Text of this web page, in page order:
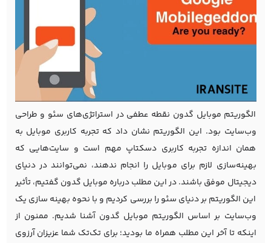
الگوریتم موبایل گدون نقطه عطفی در استراتژی‌های سئو و طراحی
وب‌سایت بود. این الگوریتم نشان داد که تجربه کاربری موبایل به
همان اندازه تجربه کاربری دسکتاپ مهم است و سایت‌هایی که
بهینه‌سازی لازم برای موبایل را انجام ندهند، نمی‌توانند در دنیای
دیجیتال موفق باشند. در این مطلب درباره موبایل گدون گفتیم، تأثیر
این الگوریتم بر دنیای سئو را بررسی کردیم و با نحوه بهینه سازی یک
وب‌سایت بر اساس الگوریتم موبایل گدون آشنا شدیم. ممنون از
اینکه تا آخر این مطلب همراه ما بودید؛ برای تک‌تک شما عزیزان آرزوی